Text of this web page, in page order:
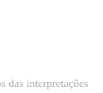
das interpretações